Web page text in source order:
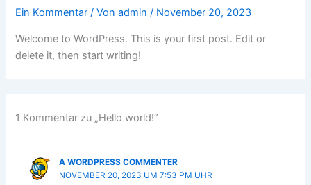
Ein Kommentar / Vonadmin/ November 20, 2023
Welcome to WordPress. This is your first post. Edit or
delete it, then start writing!
1 Kommentar zu „Hello world!“
A WORDPRESS COMMENTER
NOVEMBER 20, 2023 UM 7:53 PM UHR